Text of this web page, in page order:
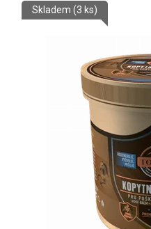
Skladem (3 ks)